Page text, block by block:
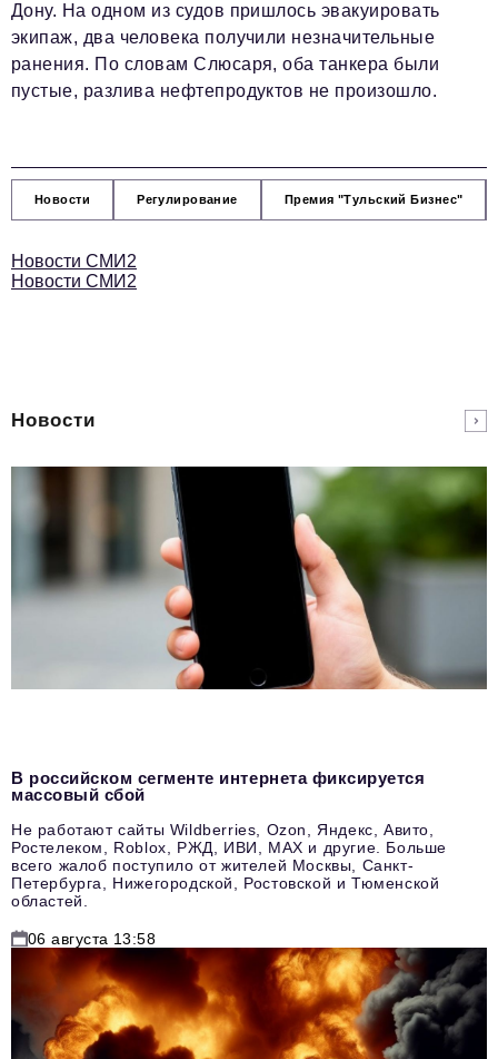
Дону. На одном из судов пришлось эвакуировать
экипаж, два человека получили незначительные
ранения. По словам Слюсаря, оба танкера были
пустые, разлива нефтепродуктов не произошло.
Новости Регулирование Премия "Тульский Бизнес"
Новости СМИ2
Новости СМИ2
Новости
В российском сегменте интернета фиксируется
массовый сбой
Не работают сайты Wildberries, Ozon, Яндекс, Авито,
Ростелеком, Roblox, РЖД, ИВИ, MAX и другие. Больше
всего жалоб поступило от жителей Москвы, Санкт-
Петербурга, Нижегородской, Ростовской и Тюменской
областей.
06 августа 13:58